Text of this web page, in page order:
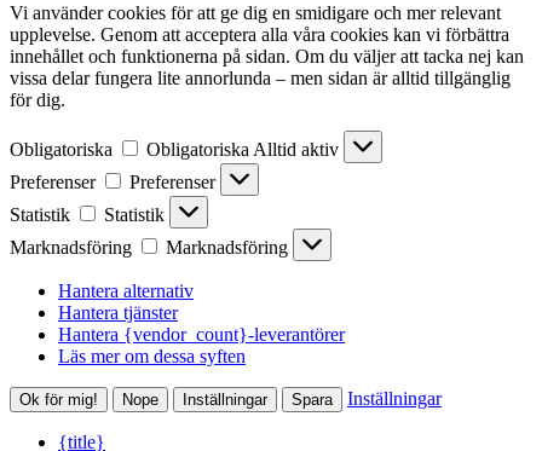
Vi använder cookies för att ge dig en smidigare och mer relevant
upplevelse. Genom att acceptera alla våra cookies kan vi förbättra
innehållet och funktionerna på sidan. Om du väljer att tacka nej kan
vissa delar fungera lite annorlunda – men sidan är alltid tillgänglig
för dig.
Obligatoriska Obligatoriska Alltid aktiv
Preferenser
Preferenser
Statistik
Statistik
Marknadsföring
Marknadsföring
Hantera alternativ
Hantera tjänster
Hantera {vendor_count}-leverantörer
Läs mer om dessa syften
Ok för mig! Nope Inställningar Spara Inställningar
{title}